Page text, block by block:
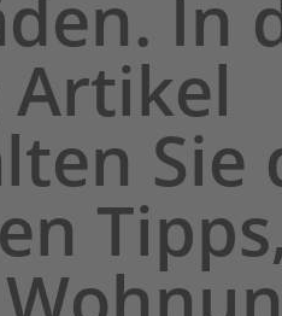
In
Artikel
Sie